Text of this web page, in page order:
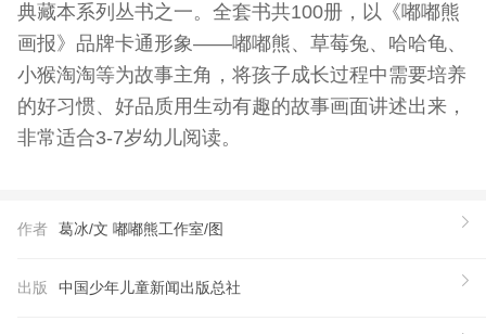
典藏本系列丛书之一。全套书共100册，以《嘟嘟熊
画报》品牌卡通形象——嘟嘟熊、草莓兔、哈哈龟、
小猴淘淘等为故事主角，将孩子成长过程中需要培养
的好习惯、好品质用生动有趣的故事画面讲述出来，
非常适合3-7岁幼儿阅读。
作者 葛冰/文 嘟嘟熊工作室/图
出版 中国少年儿童新闻出版总社